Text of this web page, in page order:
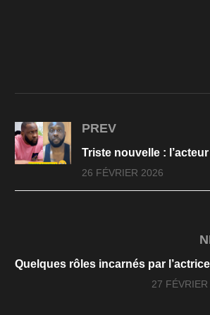
PREV
26 FÉVRIER 2026
27